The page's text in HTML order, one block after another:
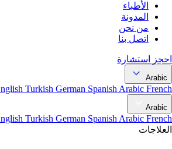
الأطباء
المدونة
من نحن
اتصل بنا
احجز استشارة
Arabic
Turkish German Spanish Arabic French
Arabic
Turkish German Spanish Arabic French
العلاجات